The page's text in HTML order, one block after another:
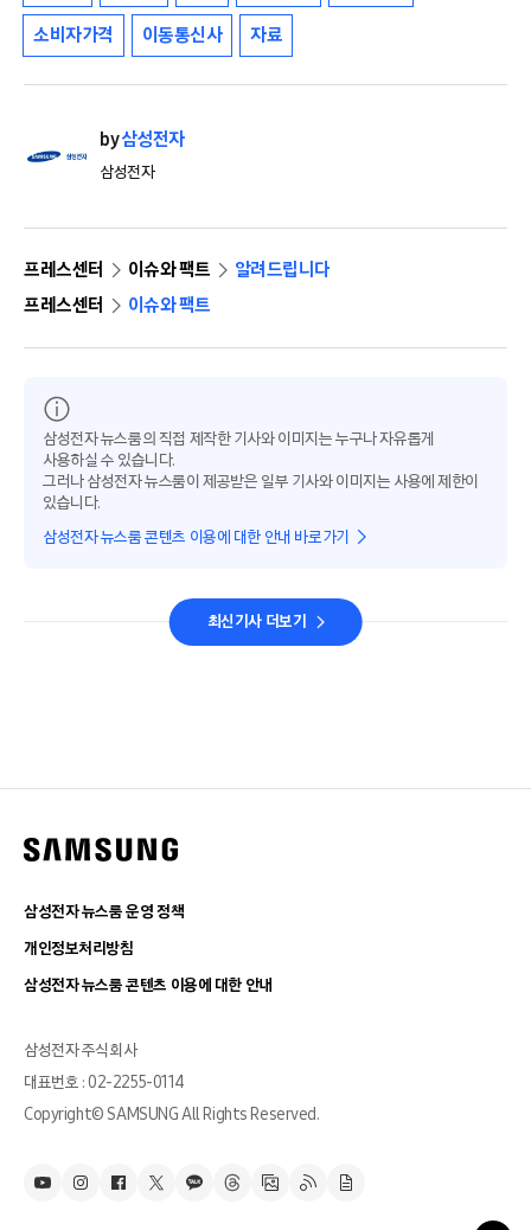
소비자가격 이동통신사 자료
by삼성전자
삼성전자
프레스센터 이슈와 팩트
알려드립니다
프레스센터
이슈와 팩트
삼성전자 뉴스룸의 직접 제작한 기사와 이미지는 누구나 자유롭게
사용하실 수 있습니다.
그러나 삼성전자 뉴스룸이 제공받은 일부 기사와 이미지는 사용에 제한이
있습니다.
삼성전자 뉴스룸 콘텐츠 이용에 대한 안내 바로가기
최신기사 더보기
삼성전자 뉴스룸 운영 정책
개인정보처리방침
삼성전자 뉴스룸 콘텐츠 이용에 대한 안내
삼성전자 주식회사
대표번호 : 02-2255-0114
Copyright© SAMSUNG All Rights Reserved.